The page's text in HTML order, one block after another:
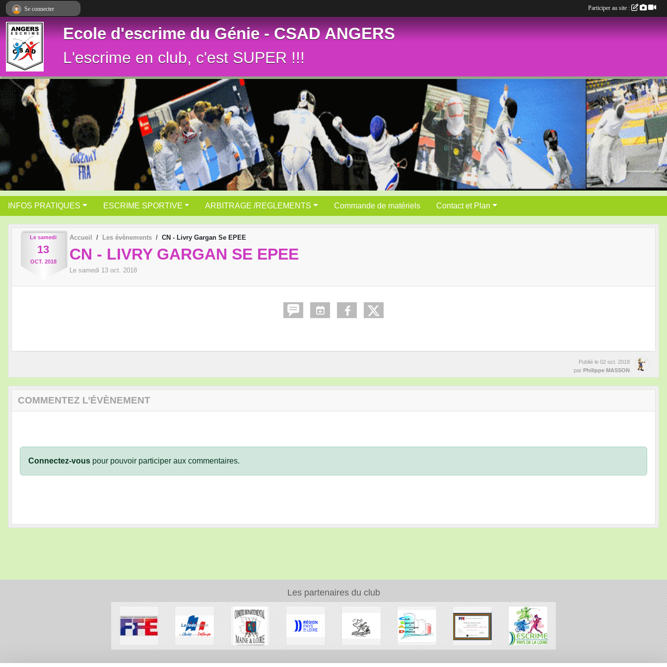
Ecole d'escrime du Génie - CSAD ANGERS
L'escrime en club, c'est SUPER !!!
INFOS PRATIQUES ESCRIME SPORTIVE ARBITRAGE /REGLEMENTS Commande de matériels Contact et Plan
Le samedi
13
OCT. 2018
Accueil Les évènements CN - Livry Gargan Se EPEE
CN - LIVRY GARGAN SE EPEE
Le samedi 13 oct. 2018
Publié le 02 oct. 2018
par Philippe MASSON
COMMENTEZ L’ÉVÈNEMENT
Connectez-vous pour pouvoir participer aux commentaires.
Les partenaires du club
Se connecter Participer au site :
Panneau de gestion des cookies